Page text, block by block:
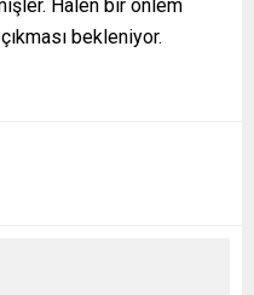
Halen bir önlem
bekleniyor.